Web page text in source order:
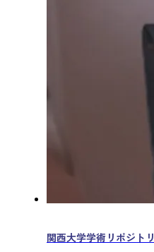
関西大学学術リポジトリ